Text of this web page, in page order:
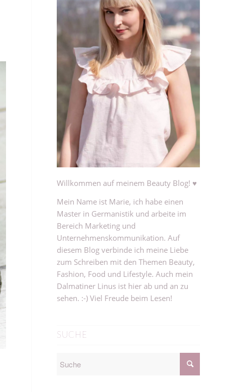
Willkommen auf meinem Beauty Blog! ♥
Mein Name ist Marie, ich habe einen
Master in Germanistik und arbeite im
Bereich Marketing und
Unternehmenskommunikation. Auf
diesem Blog verbinde ich meine Liebe
zum Schreiben mit den Themen Beauty,
Fashion, Food und Lifestyle. Auch mein
Dalmatiner Linus ist hier ab und an zu
sehen. :-) Viel Freude beim Lesen!
SUCHE